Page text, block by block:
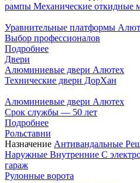
рампы Механические откидные
Уравнительные платформы
Выбор профессионалов
Подробнее
Двери
Алюминиевые двери Алютех
Технические двери ДорХан
Алюминиевые двери Алютех
Срок службы — 50 лет
Подробнее
Рольставни
Назначение Антивандальные
Наружные Внутренние С
гараж
Рулонные ворота